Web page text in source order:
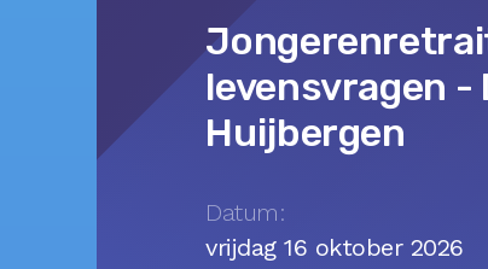
levensvragen -
Huijbergen
Datum:
vrijdag 16 oktober 2026